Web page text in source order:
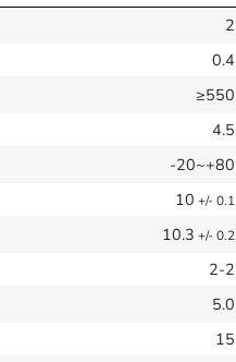
2
0.4
≥550
4.5
-20~+80
10 +/- 0.1
10.3 +/- 0.2
2-2
5.0
15